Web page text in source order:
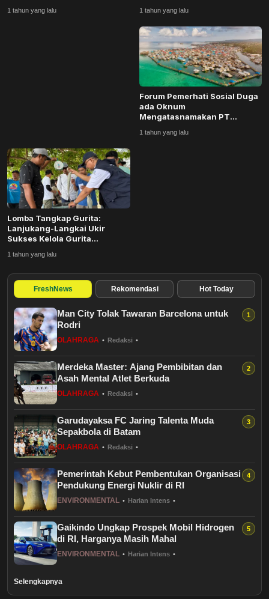
Ekonomi Bisnis
Cerpen
Kolom
Puisi
Religi
Travel
Environmental
1 tahun yang lalu 1 tahun yang lalu
Forum Pemerhati Sosial Duga
ada Oknum
Mengatasnamakan PT
Propaganda...
1 tahun yang lalu
Lomba Tangkap Gurita:
Lanjukang-Langkai Ukir
Sukses Kelola Gurita
1 tahun yang lalu
FreshNews Rekomendasi Hot Today
Man City Tolak Tawaran Barcelona untuk
Rodri
OLAHRAGA • Redaksi •
Merdeka Master: Ajang Pembibitan dan
Asah Mental Atlet Berkuda
OLAHRAGA • Redaksi •
Garudayaksa FC Jaring Talenta Muda
Sepakbola di Batam
OLAHRAGA • Redaksi •
Pemerintah Kebut Pembentukan Organisasi
Pendukung Energi Nuklir di RI
ENVIRONMENTAL • Harian Intens •
Gaikindo Ungkap Prospek Mobil Hidrogen
di RI, Harganya Masih Mahal
ENVIRONMENTAL • Harian Intens •
Selengkapnya